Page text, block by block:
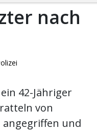
nach
42-Jähriger
von
und